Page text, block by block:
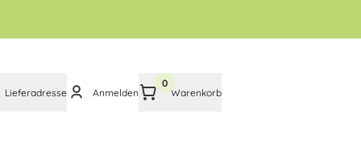
Lieferadresse Anmelden
0
Warenkorb